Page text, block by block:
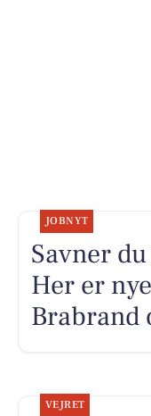
JOBNYT
Savner
Her er
Brabrand
VEJRET